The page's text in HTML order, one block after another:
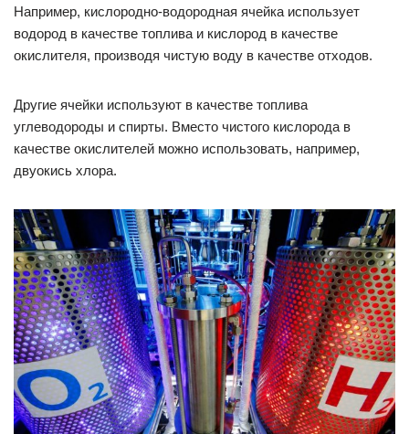
Например, кислородно-водородная ячейка использует
водород в качестве топлива и кислород в качестве
окислителя, производя чистую воду в качестве отходов.
Другие ячейки используют в качестве топлива
углеводороды и спирты. Вместо чистого кислорода в
качестве окислителей можно использовать, например,
двуокись хлора.